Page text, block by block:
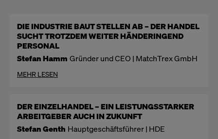
DIE INDUSTRIE BAUT STELLEN AB – DER HANDEL
SUCHT TROTZDEM WEITER HÄNDERINGEND
PERSONAL
Stefan Hamm Gründer und CEO | MatchTrex GmbH
MEHR LESEN
DER EINZELHANDEL – EIN LEISTUNGSSTARKER
ARBEITGEBER AUCH IN ZUKUNFT
Stefan Genth Hauptgeschäftsführer | HDE